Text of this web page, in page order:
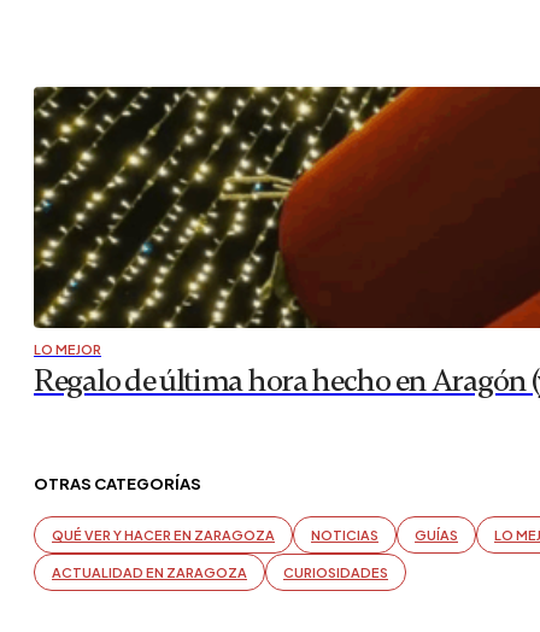
LO MEJOR
Regalo de última hora hecho en
OTRAS CATEGORÍAS
QUÉ VER Y HACER EN ZARAGOZA NOTICIAS GUÍAS LO
ACTUALIDAD EN ZARAGOZA CURIOSIDADES